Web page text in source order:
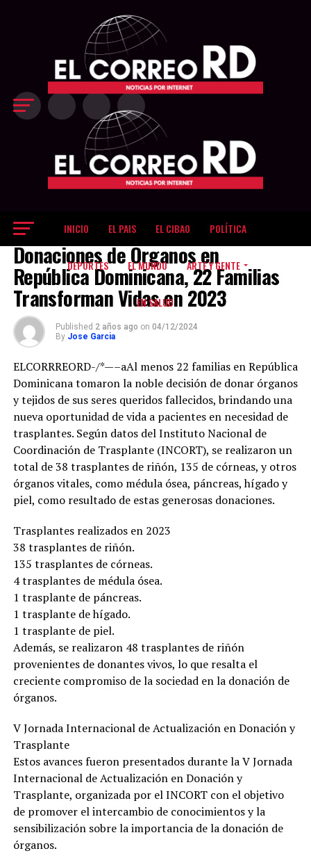
INICIO EL PAIS EL CIBAO POLÍTICA
DEPORTES EL MUNDO ARTE Y GENTE
EN SALUD
EL PAIS
Donaciones de Órganos en
República Dominicana, 22 Familias
Transforman Vidas en 2023
Published 2 años ago on 04/12/2024
By Jose Garcia
ELCORRREORD-/*—–aAl menos 22 familias en República
Dominicana tomaron la noble decisión de donar órganos
y tejidos de sus seres queridos fallecidos, brindando una
nueva oportunidad de vida a pacientes en necesidad de
trasplantes. Según datos del Instituto Nacional de
Coordinación de Trasplante (INCORT), se realizaron un
total de 38 trasplantes de riñón, 135 de córneas, y otros
órganos vitales, como médula ósea, páncreas, hígado y
piel, como resultado de estas generosas donaciones.
Trasplantes realizados en 2023
38 trasplantes de riñón.
135 trasplantes de córneas.
4 trasplantes de médula ósea.
1 trasplante de páncreas.
1 trasplante de hígado.
1 trasplante de piel.
Además, se realizaron 48 trasplantes de riñón
provenientes de donantes vivos, lo que resalta el
creciente compromiso de la sociedad en la donación de
órganos.
V Jornada Internacional de Actualización en Donación y
Trasplante
Estos avances fueron presentados durante la V Jornada
Internacional de Actualización en Donación y
Trasplante, organizada por el INCORT con el objetivo
de promover el intercambio de conocimientos y la
sensibilización sobre la importancia de la donación de
órganos.
Exit mobile version